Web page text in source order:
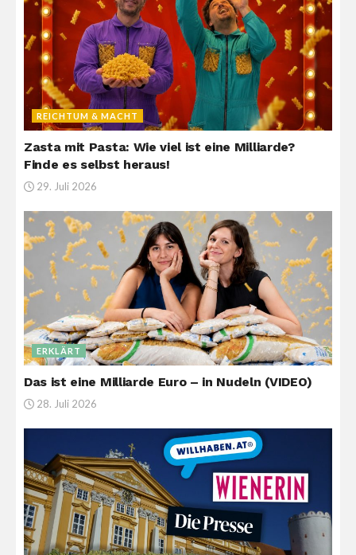
REICHTUM & MACHT
Zasta mit Pasta: Wie viel ist eine Milliarde?
Finde es selbst heraus!
29. Juli 2026
ERKLÄRT
Das ist eine Milliarde Euro – in Nudeln (VIDEO)
28. Juli 2026